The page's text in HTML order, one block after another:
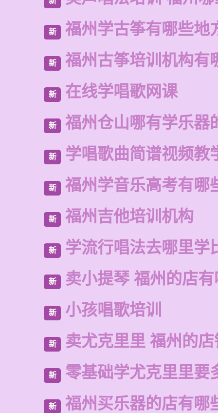
新 福州学古筝有哪些地
新 福州古筝培训机构有
新 在线学唱歌网课
新 福州仓山哪有学乐器
新 学唱歌曲简谱视频教
新 福州学音乐高考有哪
新 福州吉他培训机构
新 学流行唱法去哪里学
新 卖小提琴 福州的店
新 小孩唱歌培训
新 卖尤克里里 福州的
新 零基础学尤克里里要
新 福州买乐器的店有哪